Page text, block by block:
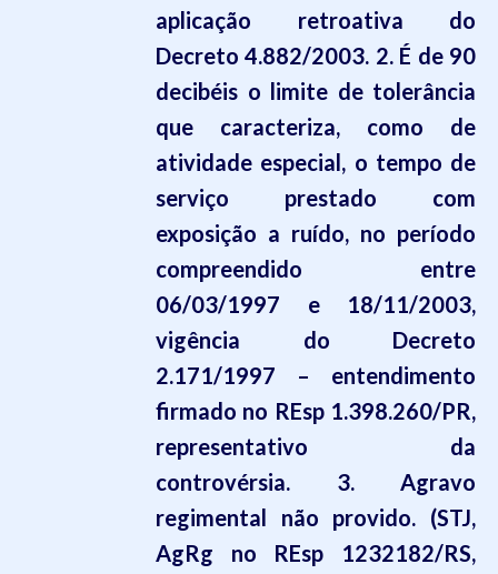
aplicação retroativa do
Decreto 4.882/2003. 2. É de 90
decibéis o limite de tolerância
que caracteriza, como de
atividade especial, o tempo de
serviço prestado com
exposição a ruído, no período
compreendido entre
06/03/1997 e 18/11/2003,
vigência do Decreto
2.171/1997 – entendimento
firmado no REsp1.398.260/PR,
representativo da
controvérsia. 3. Agravo
regimental não provido. (STJ,
AgRg no REsp
1232182/RS,